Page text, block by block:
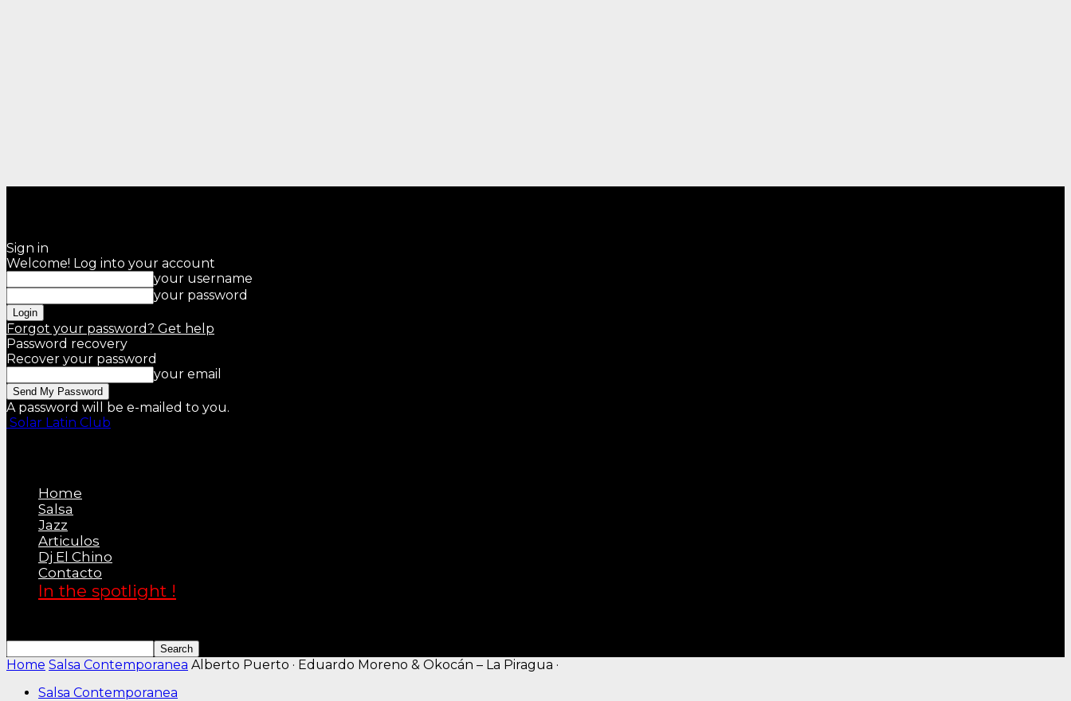
Sign in
Welcome! Log into your account
your username
your password
Forgot your password? Get help
Password recovery
Recover your password
your email
A password will be e-mailed to you.
Solar Latin Club
Home
Salsa
Jazz
Articulos
Dj El Chino
Contacto
In the spotlight !
Home Salsa Contemporanea Alberto Puerto · Eduardo Moreno & Okocán – La Piragua ·
Salsa Contemporanea